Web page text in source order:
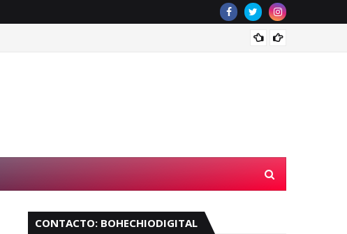
CONTACTO: BOHECHIODIGITAL